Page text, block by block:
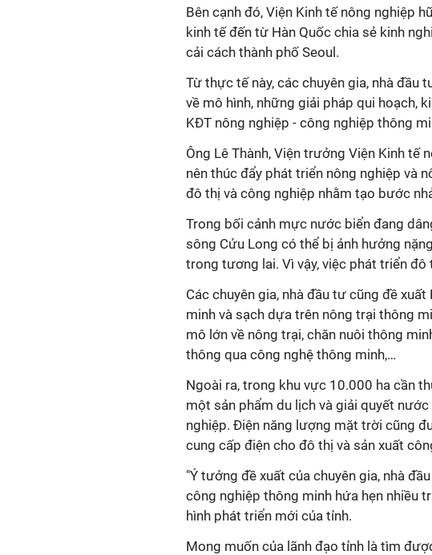
Bên cạnh đó, Viện Kinh tế nông nghiệp
kinh tế đến từ Hàn Quốc chia sẻ kinh
cải cách thành phố Seoul.
Từ thực tế này, các chuyên gia, nhà đầu
về mô hình, những giải pháp qui hoạch,
KĐT nông nghiệp - công nghiệp thông
Ông Lê Thành, Viện trưởng Viện Kinh tế
nên thúc đẩy phát triển nông nghiệp và
đô thị và công nghiệp nhằm tạo bước
Trong bối cảnh mực nước biển đang
sông Cửu Long có thể bị ảnh hưởng
trong tương lai. Vì vậy, việc phát triển đô
Các chuyên gia, nhà đầu tư cũng đề
minh và sạch dựa trên nông trại thông
mô lớn về nông trại, chăn nuôi thông
thông qua công nghệ thông minh,…
Ngoài ra, trong khu vực 10.000 ha cần
một sản phẩm du lịch và giải quyết
nghiệp. Điện năng lượng mặt trời cũng
cung cấp điện cho đô thị và sản xuất
"Ý tưởng đề xuất của chuyên gia, nhà
công nghiệp thông minh hứa hẹn nhiều
hình phát triển mới của tỉnh.
Mong muốn của lãnh đạo tỉnh là tìm